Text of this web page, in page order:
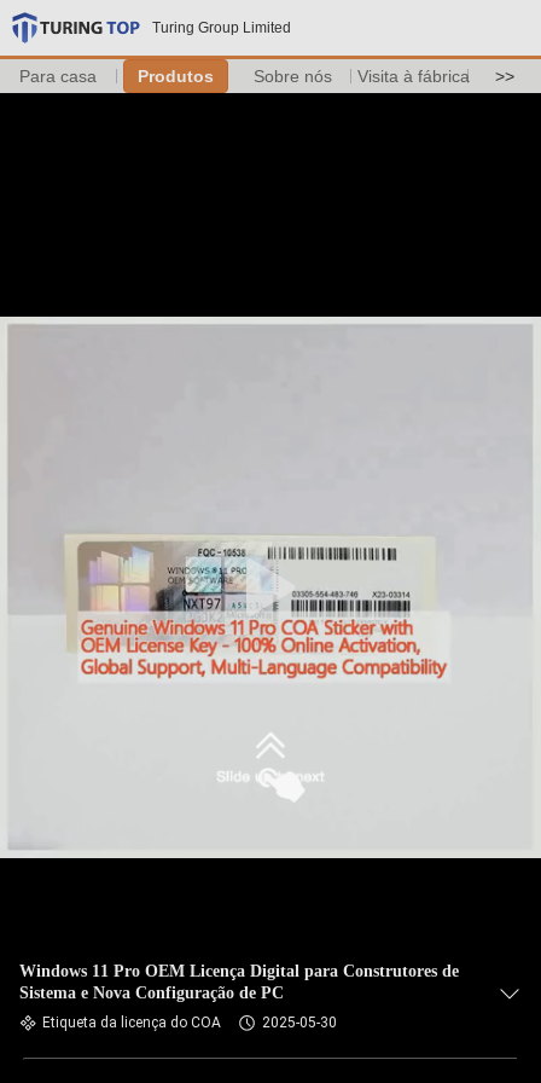
Turing Group Limited
Para casa Produtos Sobre nós Visita à fábrica >>
Windows 11 Pro OEM Licença Digital para Construtores de
Sistema e Nova Configuração de PC
Etiqueta da licença do COA 2025-05-30